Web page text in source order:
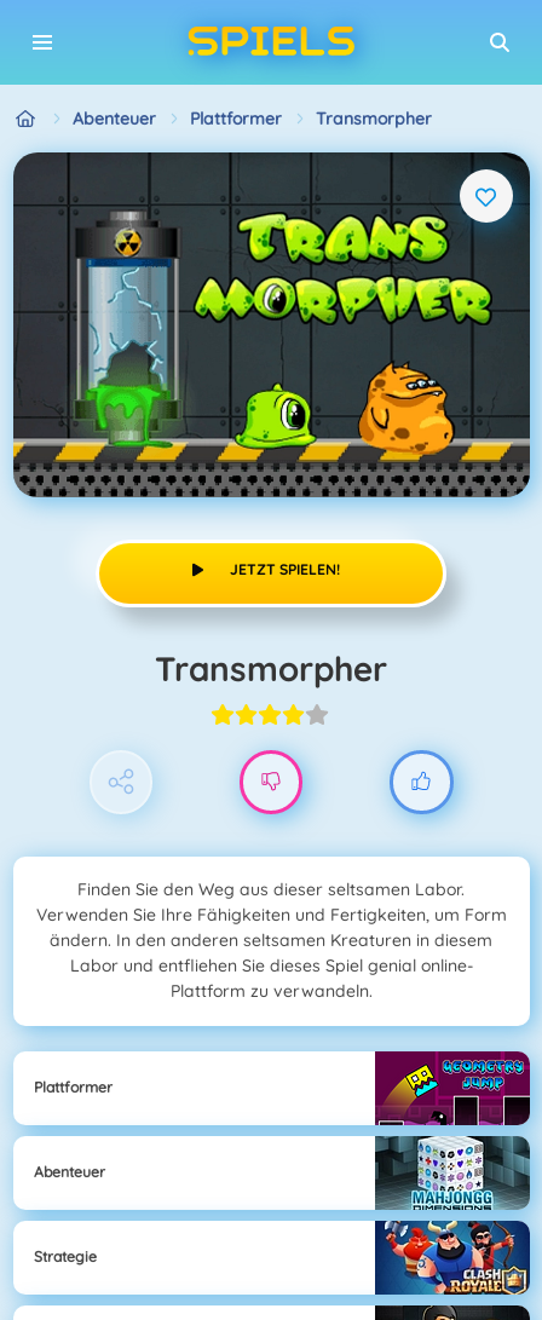
Abenteuer Plattformer Transmorpher
JETZT SPIELEN!
Transmorpher
Finden Sie den Weg aus dieser seltsamen Labor.
Verwenden Sie Ihre Fähigkeiten und Fertigkeiten, um Form
ändern. In den anderen seltsamen Kreaturen in diesem
Labor und entfliehen Sie dieses Spiel genial online-
Plattform zu verwandeln.
Plattformer
Abenteuer
Strategie